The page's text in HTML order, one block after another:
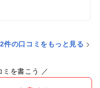
2件の口コミをもっと見る
ミを書こう ／